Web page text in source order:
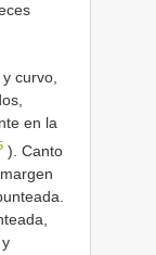
curvo,
en la
). Canto